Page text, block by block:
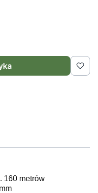
160 metrów